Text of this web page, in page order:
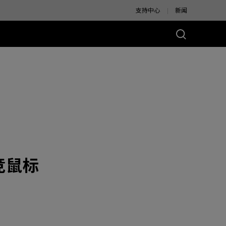
支持中心 新闻
标